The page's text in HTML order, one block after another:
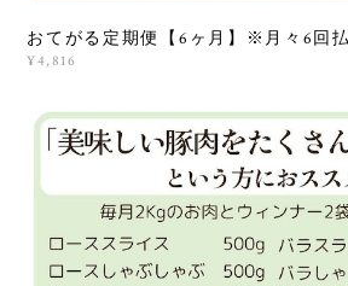
おてがる定期便【6ヶ月】※月々6回
¥4,816